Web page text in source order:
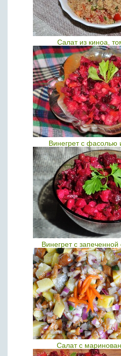
Салат из киноа,
Винегрет с
Винегрет с
Салат с